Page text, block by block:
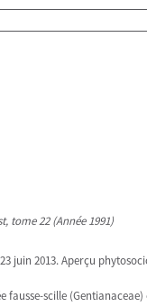
tome 22 (Année 1991)
juin 2013. Aperçu
fausse-scille